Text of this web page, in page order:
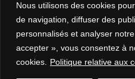
Nous utilisons des cookies
de navigation, diffuser des
personnalisés et analyser
accepter », vous consentez à
cookies.
Politique relative aux
WITH YOU,
FOR YOU.
CONFIDENTIALITÉ
DES DONNÉES